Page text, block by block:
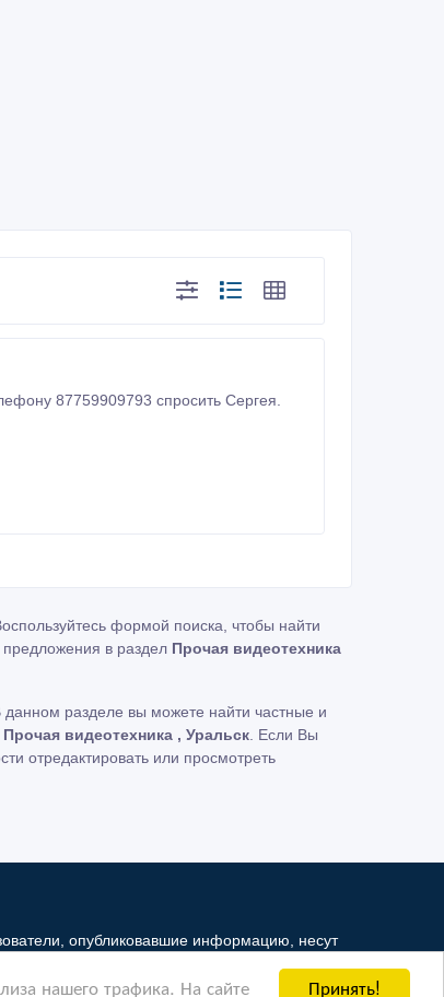
Принять!
нашего трафика. На сайте
87759909793 спросить Сергея.
формой поиска, чтобы найти
в раздел Прочая видеотехника
разделе вы можете найти частные и
видеотехника , Уральск . Если Вы
отредактировать или просмотреть
опубликовавшие информацию, несут
- рынок третьим лицам. Но мы можем